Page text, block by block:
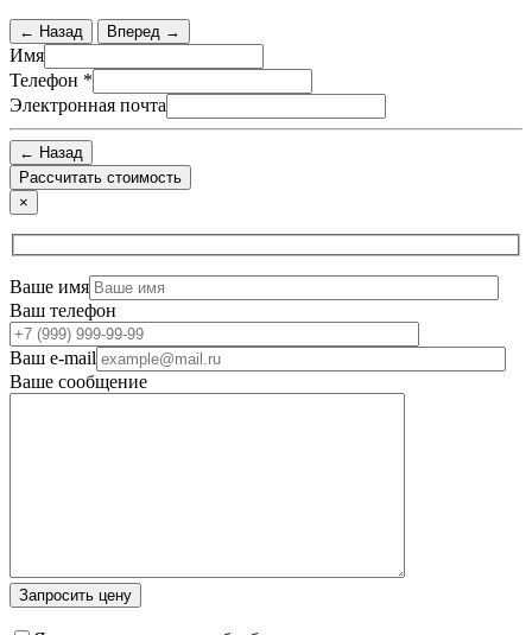
← Назад Вперед →
Имя
Телефон *
Электронная почта
← Назад
×
Ваше имя
Ваш телефон
Ваш e-mail
Ваше сообщение